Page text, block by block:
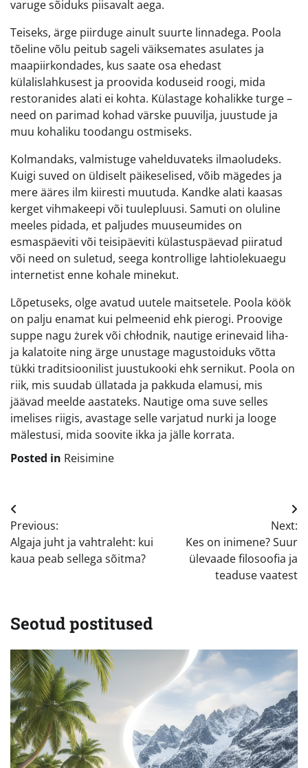
varuge sõiduks piisavalt aega.
Teiseks, ärge piirduge ainult suurte linnadega. Poola
tõeline võlu peitub sageli väiksemates asulates ja
maapiirkondades, kus saate osa ehedast
külalislahkusest ja proovida koduseid roogi, mida
restoranides alati ei kohta. Külastage kohalikke turge –
need on parimad kohad värske puuvilja, juustude ja
muu kohaliku toodangu ostmiseks.
Kolmandaks, valmistuge vahelduvateks ilmaoludeks.
Kuigi suved on üldiselt päikeselised, võib mägedes ja
mere ääres ilm kiiresti muutuda. Kandke alati kaasas
kerget vihmakeepi või tuulepluusi. Samuti on oluline
meeles pidada, et paljudes muuseumides on
esmaspäeviti või teisipäeviti külastuspäevad piiratud
või need on suletud, seega kontrollige lahtiolekuaegu
internetist enne kohale minekut.
Lõpetuseks, olge avatud uutele maitsetele. Poola köök
on palju enamat kui pelmeenid ehk pierogi. Proovige
suppe nagu żurek või chłodnik, nautige erinevaid liha-
ja kalatoite ning ärge unustage magustoiduks võtta
tükki traditsioonilist juustukooki ehk sernikut. Poola on
riik, mis suudab üllatada ja pakkuda elamusi, mis
jäävad meelde aastateks. Nautige oma suve selles
imelises riigis, avastage selle varjatud nurki ja looge
mälestusi, mida soovite ikka ja jälle korrata.
Posted in Reisimine
Navigeerimine
Previous:
Algaja juht ja vahtraleht: kui
kaua peab sellega sõitma?
Next:
Kes on inimene? Suur
ülevaade filosoofia ja
teaduse vaatest
Seotud postitused